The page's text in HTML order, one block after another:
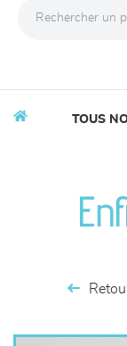
chambres
TOUS